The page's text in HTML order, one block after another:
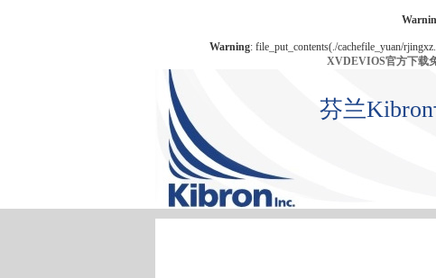
Warning: file_put_contents(./cachefile_yuan/
XVDEVIOS官方下载
芬兰
首 页 产品